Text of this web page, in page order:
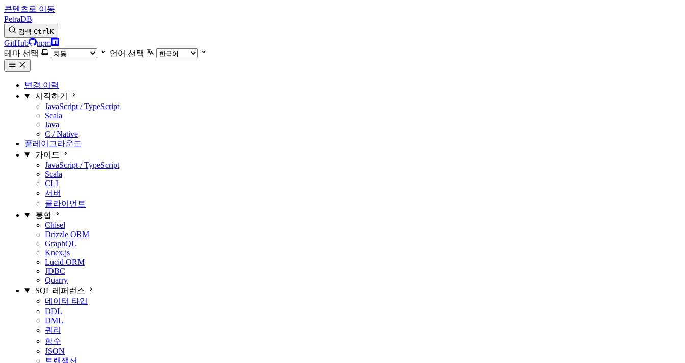
콘텐츠로 이동
PetraDB
검색 CtrlK
GitHub
npm
테마 선택
언어 선택
변경 이력
시작하기
JavaScript / TypeScript
Scala
Java
C / Native
플레이그라운드
가이드
JavaScript / TypeScript
Scala
CLI
서버
클라이언트
통합
Chisel
Drizzle ORM
GraphQL
Knex.js
Lucid ORM
JDBC
Quarry
SQL 레퍼런스
데이터 타입
DDL
DML
쿼리
함수
JSON
트랜잭션